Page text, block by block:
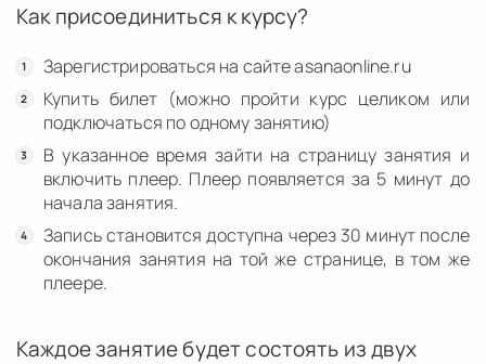
Как присоединиться к курсу?
Зарегистрироваться на сайте asanaonline.ru
Купить билет (можно пройти курс целиком или
подключаться по одному занятию)
В указанное время зайти на страницу занятия и
включить плеер. Плеер появляется за 5 минут до
начала занятия.
Запись становится доступна через 30 минут после
окончания занятия на той же странице, в том же
плеере.
Каждое занятие будет состоять из двух